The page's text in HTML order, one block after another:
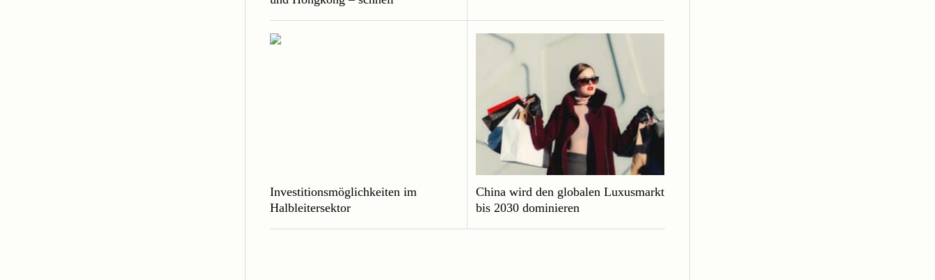
Investitionsmöglichkeiten im
Halbleitersektor
China wird den globalen Luxusmarkt
bis 2030 dominieren